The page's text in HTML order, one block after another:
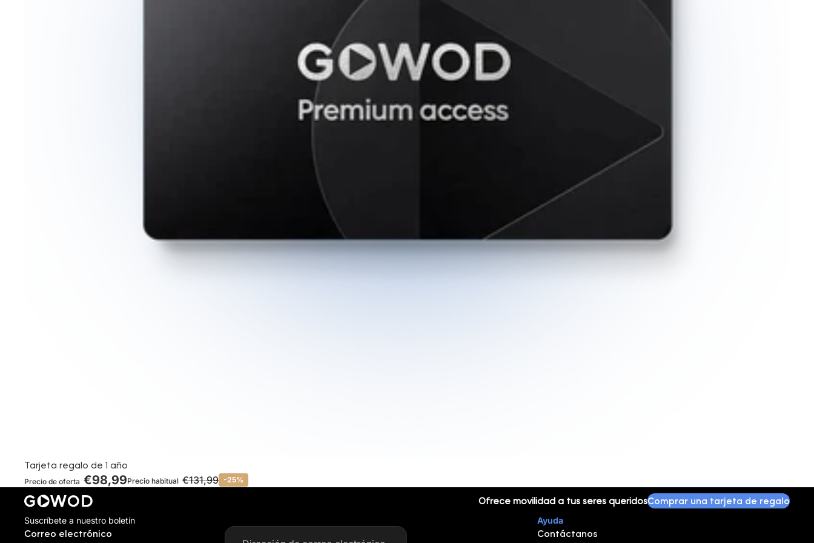
Oferta
Tarjeta regalo de 1 año
Precio de oferta €98,99Precio habitual €131,99 -25%
Ofrece movilidad a tus seres queridosComprar una tarjeta de regalo
Suscríbete a nuestro boletín
Correo electrónico
Ayuda
Contáctanos